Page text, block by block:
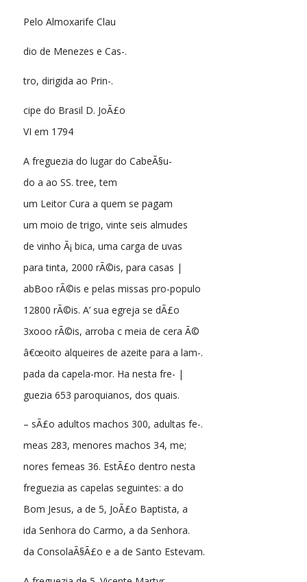
Pelo Almoxarife Clau
dio de Menezes e Cas-.
tro, dirigida ao Prin-.
cipe do Brasil D. JoÃ£o
VI em 1794
A freguezia do lugar do CabeÃ§u-
do a ao SS. tree, tem
um Leitor Cura a quem se pagam
um moio de trigo, vinte seis almudes
de vinho Ã¡ bica, uma carga de uvas
para tinta, 2000 rÃ©is, para casas |
abBoo rÃ©is e pelas missas pro-populo
12800 rÃ©is. A’ sua egreja se dÃ£o
3xooo rÃ©is, arroba c meia de cera Ã©
â€œoito alqueires de azeite para a lam-.
pada da capela-mor. Ha nesta fre- |
guezia 653 paroquianos, dos quais.
– sÃ£o adultos machos 300, adultas fe-.
meas 283, menores machos 34, me;
nores femeas 36. EstÃ£o dentro nesta
freguezia as capelas seguintes: a do
Bom Jesus, a de 5, JoÃ£o Baptista, a
ida Senhora do Carmo, a da Senhora.
da ConsolaÃ§Ã£o e a de Santo Estevam.